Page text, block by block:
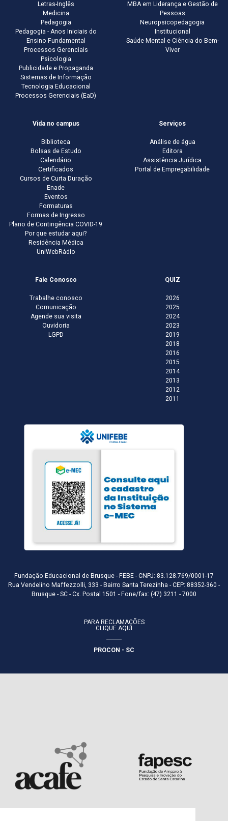
Letras-Inglês
Medicina
Pedagogia
Pedagogia - Anos Iniciais do
Ensino Fundamental
Processos Gerenciais
Psicologia
Publicidade e Propaganda
Sistemas de Informação
Tecnologia Educacional
Processos Gerenciais (EaD)
MBA em Liderança e Gestão de
Pessoas
Neuropsicopedagogia
Institucional
Saúde Mental e Ciência do Bem-
Viver
Vida no campus
Biblioteca
Bolsas de Estudo
Calendário
Certificados
Cursos de Curta Duração
Enade
Eventos
Formaturas
Formas de Ingresso
Plano de Contingência COVID-19
Por que estudar aqui?
Residência Médica
UniWebRádio
Serviços
Análise de água
Editora
Assistência Jurídica
Portal de Empregabilidade
Fale Conosco
Trabalhe conosco
Comunicação
Agende sua visita
Ouvidoria
LGPD
QUIZ
2026
2025
2024
2023
2019
2018
2016
2015
2014
2013
2012
2011
Fundação Educacional de Brusque - FEBE - CNPJ: 83.128.769/0001-17
Rua Vendelino Maffezzolli, 333 - Bairro Santa Terezinha - CEP: 88352-360 -
Brusque - SC - Cx. Postal 1501 - Fone/fax: (47) 3211 - 7000
PARA RECLAMAÇÕES
CLIQUE AQUI
PROCON - SC